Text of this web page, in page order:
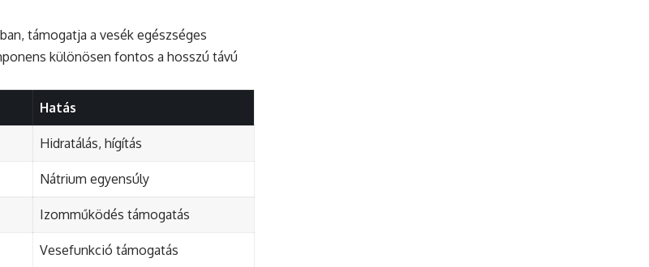
támogatja a vesék egészséges
különösen fontos a hosszú távú
Hatás
Hidratálás, hígítás
Nátrium egyensúly
Izomműködés támogatás
Vesefunkció támogatás